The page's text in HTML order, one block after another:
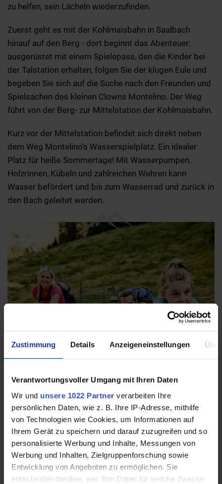
Zustimmung Details Anzeigeneinstellungen
Verantwortungsvoller Umgang mit Ihren Daten
Wir und unsere 1022 Partner verarbeiten Ihre
persönlichen Daten, wie z. B. Ihre IP-Adresse, mithilfe
von Technologien wie Cookies, um Informationen auf
Ihrem Gerät zu speichern und darauf zuzugreifen und so
personalisierte Werbung und Inhalte, Messungen von
Werbung und Inhalten, Zielgruppenforschung sowie
Entwicklung von Angeboten zu ermöglichen. Sie
entscheiden darüber, wer Ihre Daten für welche Zwecke
zu helfen, sein Lächeln wiederzufinden.
Zuerst geht es mit der Kohlmaisbahn in Saalbach
hinauf auf den Berg - dort beginnt das Abenteuer:
ausgerüstet mit einem Spielepass, den die Kinder bei
der Talstation erhalten, folgen Sie der klugen Eule und
begeben Sie sich auf die Suche nach den Freunden und
Spielsachen des kleinen Clowns Montelino. Der Weg
führt von der Berg- zur Mittelstation der Kohlmaisbahn.
Kurz vor der Mittelstation befindet sich direkt neben
dem Weg Montelino's Wasserspielplatz. Ein idealer
Platz für heiße Sommertage! Mit Wasserpumpen,
Holzrinnen, Kübeln und zahlreichen Wehren kann
Wasser befördert und bis zum Wasserrad und zurück in
den Bach geleitet werden.
Berg Kodok
Der Clown Montelino ist die „gute Seele“ des Berges